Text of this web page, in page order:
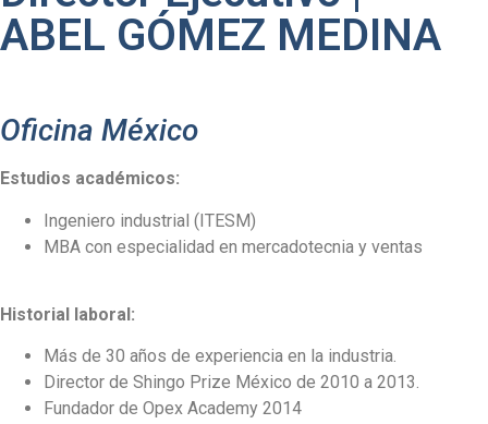
ABEL GÓMEZ MEDINA
Oficina México
Estudios académicos:
Ingeniero industrial (ITESM)
MBA con especialidad en mercadotecnia y ventas
Historial laboral:
Más de 30 años de experiencia en la industria.
Director de Shingo Prize México de 2010 a 2013.
Fundador de Opex Academy 2014